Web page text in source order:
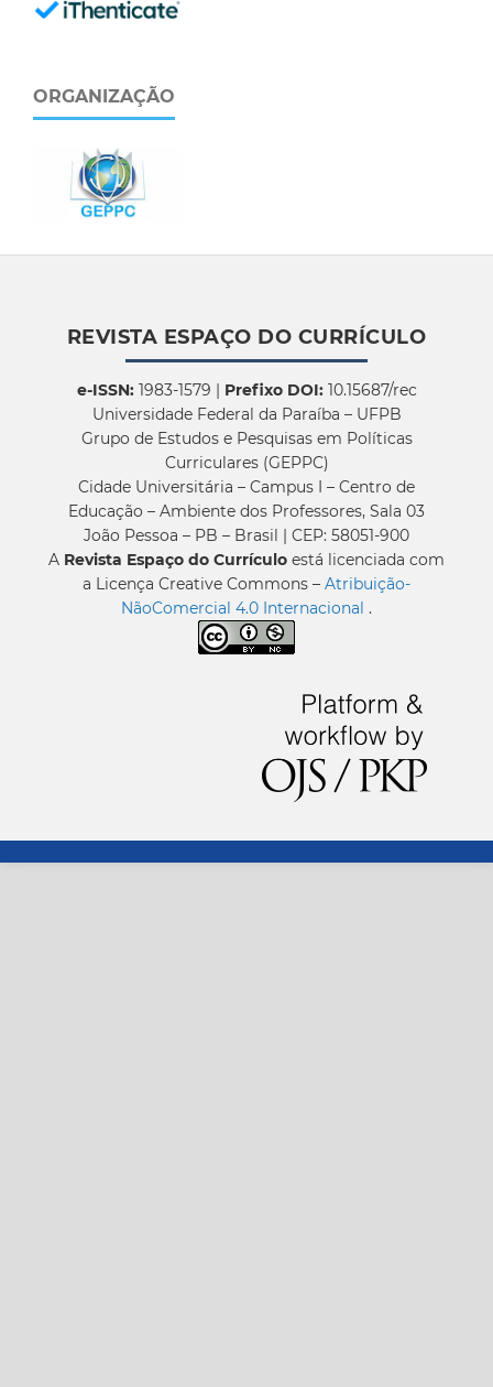
ORGANIZAÇÃO
REVISTA ESPAÇO DO CURRÍCULO
e-ISSN:1983-1579 | Prefixo DOI:10.15687/rec
Universidade Federal da Paraíba – UFPB
Grupo de Estudos e Pesquisas em Políticas
Curriculares (GEPPC)
Cidade Universitária – Campus I – Centro de
Educação – Ambiente dos Professores, Sala 03
João Pessoa – PB – Brasil | CEP: 58051-900
A Revista Espaço do Currículo está licenciada com
a Licença Creative Commons – Atribuição-
NãoComercial 4.0 Internacional .